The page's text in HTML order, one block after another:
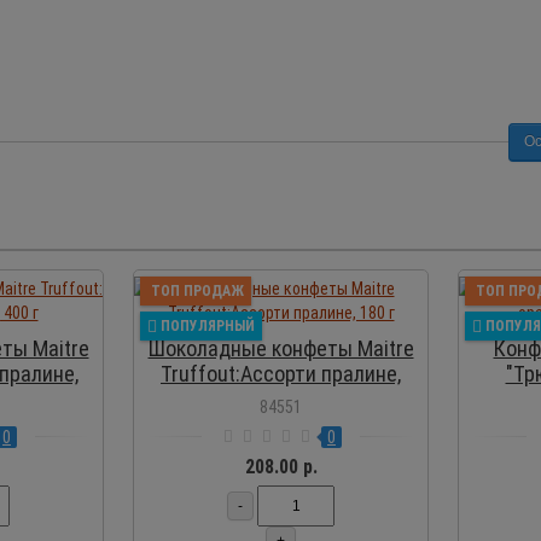
ПРОСМОТР
Maitre
0
ТОП ПРОДАЖ
ПОПУЛЯРНЫЙ
Шоколадные конфеты Maitre
Truffout:Ассорти пралине,
180 г
84551
0
208.00 р.
-
ТОП